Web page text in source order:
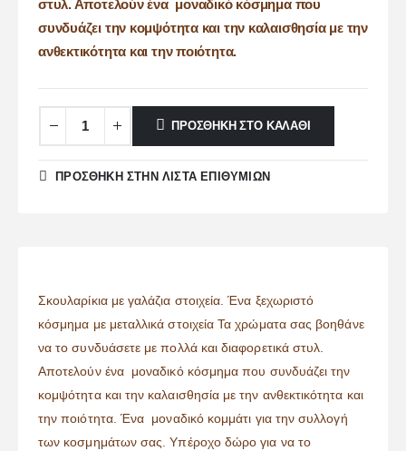
στυλ. Αποτελούν ένα μοναδικό κόσμημα που
συνδυάζει την κομψότητα και την καλαισθησία με την
ανθεκτικότητα και την ποιότητα.
ΠΡΟΣΘΉΚΗ ΣΤΟ ΚΑΛΆΘΙ
ΠΡΌΣΘΉΚΗ ΣΤΗΝ ΛΊΣΤΑ ΕΠΙΘΥΜΙΏΝ
Σκουλαρίκια με γαλάζια στοιχεία. Ένα ξεχωριστό
κόσμημα με μεταλλικά στοιχεία Τα χρώματα σας βοηθάνε
να το συνδυάσετε με πολλά και διαφορετικά στυλ.
Αποτελούν ένα μοναδικό κόσμημα που συνδυάζει την
κομψότητα και την καλαισθησία με την ανθεκτικότητα και
την ποιότητα. Ένα μοναδικό κομμάτι για την συλλογή
των κοσμημάτων σας. Υπέροχο δώρο για να το